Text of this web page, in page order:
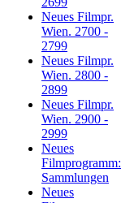
Neues Filmpr.
Wien. 2700 -
2799
Neues Filmpr.
Wien. 2800 -
2899
Neues Filmpr.
Wien. 2900 -
2999
Neues
Filmprogramm:
Sammlungen
Neues